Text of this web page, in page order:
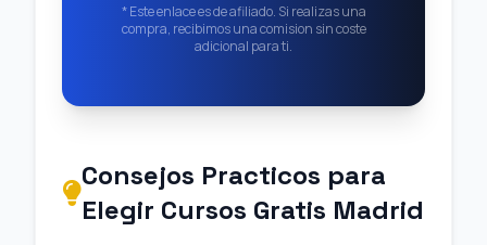
* Este enlace es de afiliado. Si realizas una
compra, recibimos una comision sin coste
adicional para ti.
Consejos Practicos para
Elegir Cursos Gratis Madrid